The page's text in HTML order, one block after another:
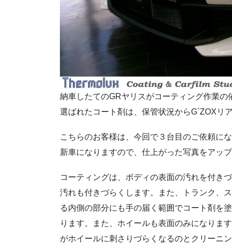
納車したてのGRヤリスがコーティング作業の
選ばれたコート剤は、保管状況からG`ZOXリ
こちらのお客様は、今回で３台目のご依頼に
新車になりますので、仕上がった写真をアップ
コーティングは、ボディの表面の汚れを付き
汚れも付きづらくします。また、トランク、
る内側の部分にも手の届く範囲でコート剤を
ります。また、ホイールも表面のみになりま
がホイールに刺さりづらくなるのとクリーニ